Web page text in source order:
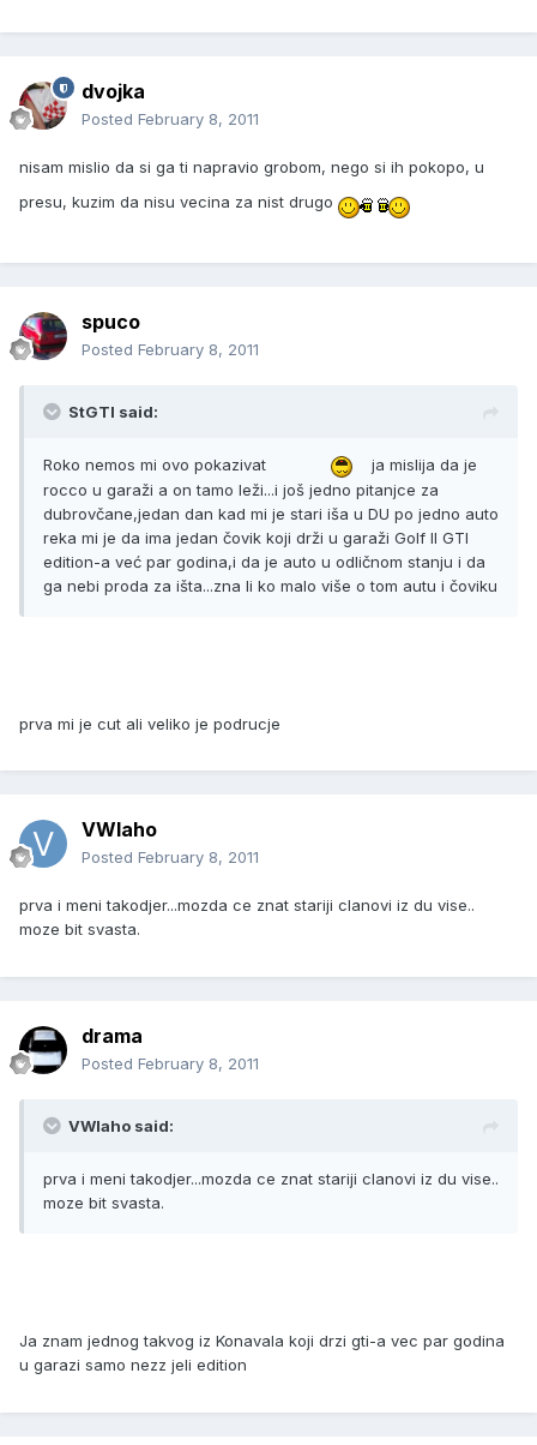
dvojka
Posted February 8, 2011
nisam mislio da si ga ti napravio grobom, nego si ih pokopo, u
presu, kuzim da nisu vecina za nist drugo
spuco
Posted February 8, 2011
StGTI said:
Roko nemos mi ovo pokazivat
ja mislija da je
rocco u garaži a on tamo leži...i još jedno pitanjce za
dubrovčane,jedan dan kad mi je stari iša u DU po jedno auto
reka mi je da ima jedan čovik koji drži u garaži Golf II GTI
edition-a već par godina,i da je auto u odličnom stanju i da
ga nebi proda za išta...zna li ko malo više o tom autu i čoviku
prva mi je cut ali veliko je podrucje
VWlaho
Posted February 8, 2011
prva i meni takodjer...mozda ce znat stariji clanovi iz du vise..
moze bit svasta.
drama
Posted February 8, 2011
VWlaho said:
prva i meni takodjer...mozda ce znat stariji clanovi iz du vise..
moze bit svasta.
Ja znam jednog takvog iz Konavala koji drzi gti-a vec par godina
u garazi samo nezz jeli edition